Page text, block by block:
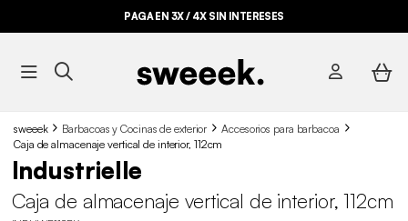
PAGA EN 3X / 4X SIN INTERESES
sweeek Barbacoas y Cocinas de exterior
Accesorios para barbacoa
Caja de almacenaje vertical de interior, 112cm
Industrielle
Caja de almacenaje vertical de interior, 112cm